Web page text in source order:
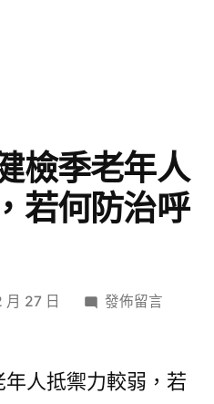
檢季老年人
若何防治呼
27 日
在
和
發佈留言
人抵禦力較弱，若